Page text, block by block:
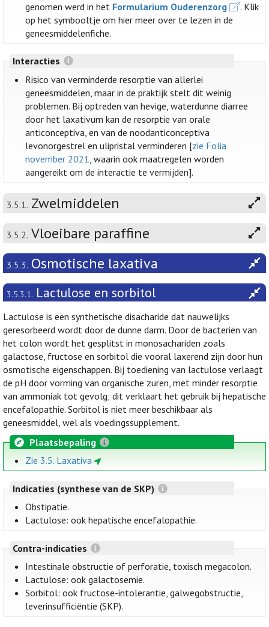
genomen werd in het Formularium Ouderenzorg
. Klik
op het symbooltje om hier meer over te lezen in de
geneesmiddelenfiche.
Interacties
Risico van verminderde resorptie van allerlei
geneesmiddelen, maar in de praktijk stelt dit weinig
problemen. Bij optreden van hevige, waterdunne diarree
door het laxativum kan de resorptie van orale
anticonceptiva, en van de noodanticonceptiva
levonorgestrel en ulipristal verminderen [zie Folia
november 2021, waarin ook maatregelen worden
aangereikt om de interactie te vermijden].
3.5.1. Zwelmiddelen
3.5.2. Vloeibare paraffine
3.5.3. Osmotische laxativa
3.5.3.1. Lactulose en sorbitol
Lactulose is een synthetische disacharide dat nauwelijks
geresorbeerd wordt door de dunne darm. Door de bacteriën van
het colon wordt het gesplitst in monosachariden zoals
galactose, fructose en sorbitol die vooral laxerend zijn door hun
osmotische eigenschappen. Bij toediening van lactulose verlaagt
de pH door vorming van organische zuren, met minder resorptie
van ammoniak tot gevolg; dit verklaart het gebruik bij hepatische
encefalopathie. Sorbitol is niet meer beschikbaar als
geneesmiddel, wel als voedingssupplement.
Plaatsbepaling
Zie 3.5. Laxativa
Indicaties (synthese van de SKP)
Obstipatie.
Lactulose: ook hepatische encefalopathie.
Contra-indicaties
Intestinale obstructie of perforatie, toxisch megacolon.
Lactulose: ook galactosemie.
Sorbitol: ook fructose-intolerantie, galwegobstructie,
leverinsufficiëntie (SKP).